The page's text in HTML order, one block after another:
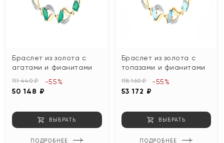
Браслет из золота с
агатами и фианитами
111 440 ₽
50 148 ₽
-55%
ВЫБРАТЬ
ПОДРОБНЕЕ
Браслет из золота с
топазами и фианитами
118 160 ₽
53 172 ₽
-55%
ВЫБРАТЬ
ПОДРОБНЕЕ